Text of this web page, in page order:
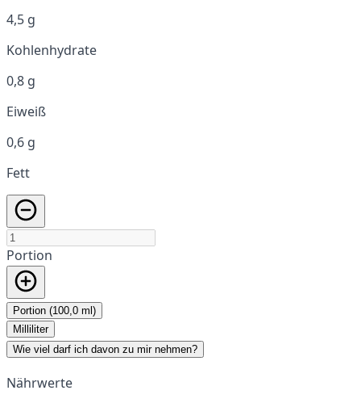
4,5 g
Kohlenhydrate
0,8 g
Eiweiß
0,6 g
Fett
Portion
Portion (100,0 ml)
Milliliter
Wie viel darf ich davon zu mir nehmen?
Nährwerte